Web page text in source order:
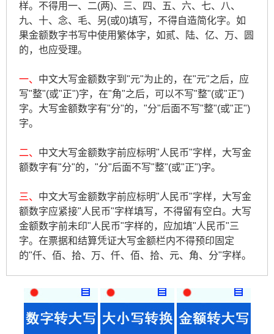
样。不得用一、二(两)、三、四、五、六、七、八、
九、十、念、毛、另(或0)填写，不得自造简化字。如
果金额数字书写中使用繁体字，如贰、陆、亿、万、圆
的，也应受理。
一、 中文大写金额数字到"元"为止的，在"元"之后，应
写"整"(或"正")字，在"角"之后，可以不写"整"(或"正")
字。大写金额数字有"分"的，"分"后面不写"整"(或"正")
字。
二、 中文大写金额数字前应标明"人民币"字样，大写金
额数字有"分"的，"分"后面不写"整"(或"正")字。
三、 中文大写金额数字前应标明"人民币"字样，大写金
额数字应紧接"人民币"字样填写，不得留有空白。大写
金额数字前未印"人民币"字样的，应加填"人民币"三
字。在票据和结算凭证大写金额栏内不得预印固定
的"仟、佰、拾、万、仟、佰、拾、元、角、分"字样。